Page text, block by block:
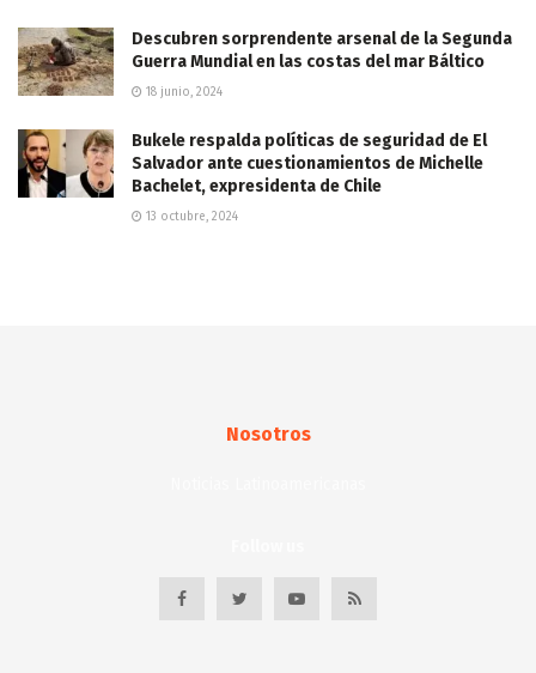
Descubren sorprendente arsenal de la Segunda
Guerra Mundial en las costas del mar Báltico
18 junio, 2024
Bukele respalda políticas de seguridad de El
Salvador ante cuestionamientos de Michelle
Bachelet, expresidenta de Chile
13 octubre, 2024
Nosotros